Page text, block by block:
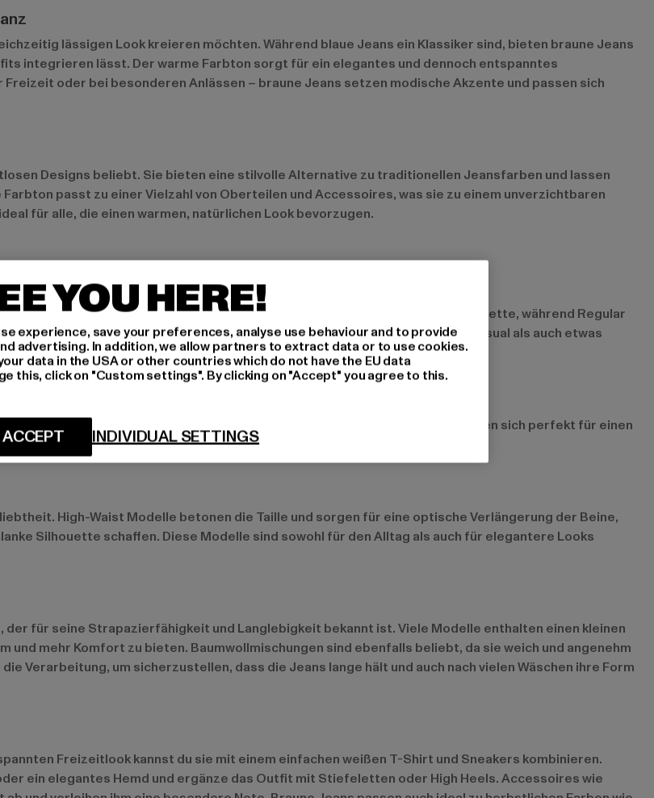
lässigen Look kreieren möchten. Während blaue Jeans ein Klassiker sind, bieten braune Jeans
integrieren lässt. Der warme Farbton sorgt für ein elegantes und dennoch entspanntes
oder bei besonderen Anlässen – braune Jeans setzen modische Akzente und passen sich
Designs beliebt. Sie bieten eine stilvolle Alternative zu traditionellen Jeansfarben und lassen
passt zu einer Vielzahl von Oberteilen und Accessoires, was sie zu einem unverzichtbaren
für alle, die einen warmen, natürlichen Look bevorzugen.
von braunen Jeans. Slim Fit Jeans sitzen eng und betonen die Silhouette, während Regular
bieten. Beide Stile sind ideal für den Alltag und lassen sich sowohl casual als auch etwas
oder Flared-Varianten. Diese Schnitte sind ab dem Knie ausgestellt und eignen sich perfekt für einen
und sind ideal für lässige Streetwear-Outfits.
High-Waist Modelle betonen die Taille und sorgen für eine optische Verlängerung der Beine,
Silhouette schaffen. Diese Modelle sind sowohl für den Alltag als auch für elegantere Looks
für seine Strapazierfähigkeit und Langlebigkeit bekannt ist. Viele Modelle enthalten einen kleinen
mehr Komfort zu bieten. Baumwollmischungen sind ebenfalls beliebt, da sie weich und angenehm
Verarbeitung, um sicherzustellen, dass die Jeans lange hält und auch nach vielen Wäschen ihre Form
Freizeitlook kannst du sie mit einem einfachen weißen T-Shirt und Sneakers kombinieren.
ein elegantes Hemd und ergänze das Outfit mit Stiefeletten oder High Heels. Accessoires wie
YOU HERE!
experience, save your preferences, analyse use behaviour and to provide
advertising. In addition, we allow partners to extract data or to use cookies.
data in the USA or other countries which do not have the EU data
this, click on "Custom settings". By clicking on "Accept" you agree to this.
INDIVIDUAL SETTINGS
ACCEPT